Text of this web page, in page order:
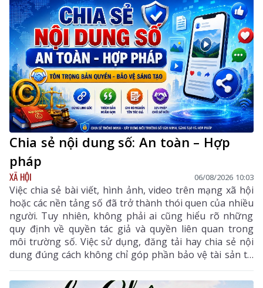
Chia sẻ nội dung số: An toàn – Hợp
pháp
XÃ HỘI 06/08/2026 10:03
Việc chia sẻ bài viết, hình ảnh, video trên mạng xã hội
hoặc các nền tảng số đã trở thành thói quen của nhiều
người. Tuy nhiên, không phải ai cũng hiểu rõ những
quy định về quyền tác giả và quyền liên quan trong
môi trường số. Việc sử dụng, đăng tải hay chia sẻ nội
dung đúng cách không chỉ góp phần bảo vệ tài sản trí
tuệ của tác giả, mà còn giúp mỗi cá nhân tránh những
vi phạm pháp luật khi tham gia không gian mạng.